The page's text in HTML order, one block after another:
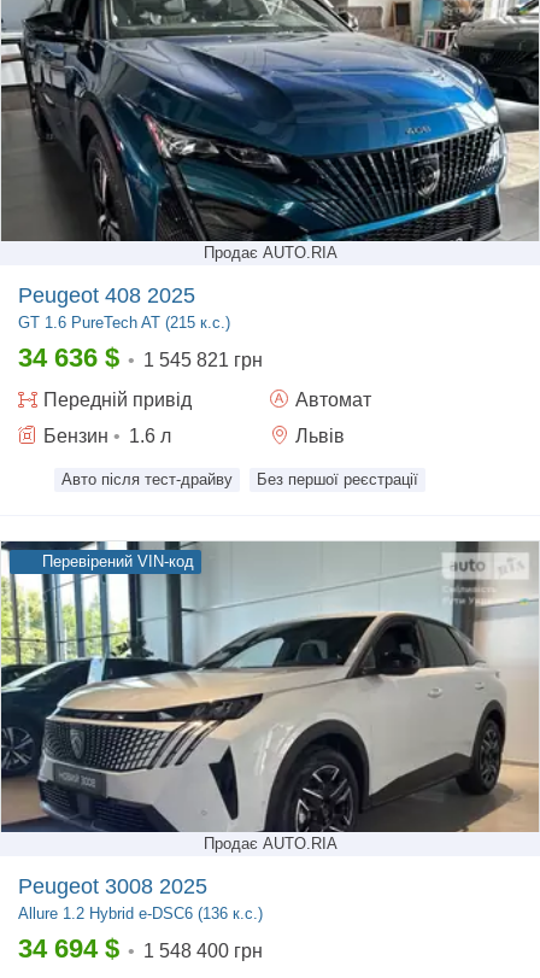
Peugeot 408 2025
GT 1.6 PureTech AT (215 к.с.)
34 636 $ • 1 545 821 грн
Передній привід
Автомат
Бензин • 1.6 л Львів
Авто після тест-драйву Без першої реєстрації
Продає AUTO.RIA
Перевірений VIN-код
Peugeot 3008 2025
Allure 1.2 Hybrid e-DSC6 (136 к.с.)
34 694$ • 1 548 400 грн
Продає AUTO.RIA